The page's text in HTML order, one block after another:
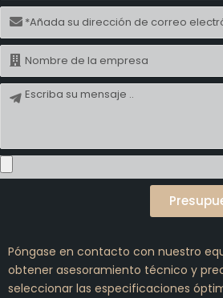
Correo
electrónico
Nombre
Mensaje
Póngase en contacto con nuestro
obtener asesoramiento técnico y
seleccionar las especificaciones